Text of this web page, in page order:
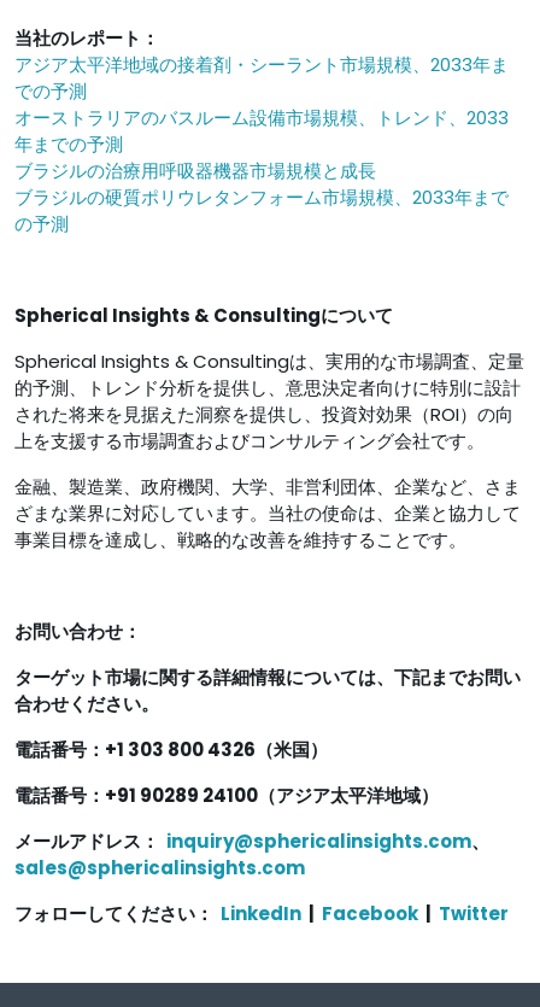
当社のレポート：
アジア太平洋地域の接着剤・シーラント市場規模、2033年ま
での予測
オーストラリアのバスルーム設備市場規模、トレンド、2033
年までの予測
ブラジルの治療用呼吸器機器市場規模と成長
ブラジルの硬質ポリウレタンフォーム市場規模、2033年まで
の予測
Spherical Insights & Consultingについて
Spherical Insights & Consultingは、実用的な市場調査、定量
的予測、トレンド分析を提供し、意思決定者向けに特別に設計
された将来を見据えた洞察を提供し、投資対効果（ROI）の向
上を支援する市場調査およびコンサルティング会社です。
金融、製造業、政府機関、大学、非営利団体、企業など、さま
ざまな業界に対応しています。当社の使命は、企業と協力して
事業目標を達成し、戦略的な改善を維持することです。
お問い合わせ：
ターゲット市場に関する詳細情報については、下記までお問い
合わせください。
電話番号：+1 303 800 4326（米国）
電話番号：+91 90289 24100（アジア太平洋地域）
メールアドレス： inquiry@sphericalinsights.com、
sales@sphericalinsights.com
フォローしてください： LinkedIn Facebook Twitter